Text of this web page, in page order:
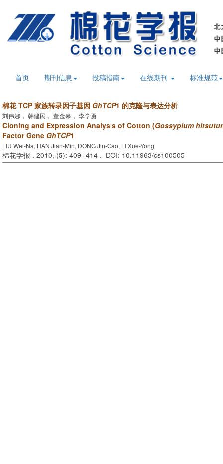
首页 期刊信息 投稿指南 在线期刊 标准规范
棉花 TCP 家族转录因子基因 GhTCP1 的克隆与表达分析
刘伟娜， 韩建民， 董金皋， 李学勇
Cloning and Expression Analysis of Cotton (Gossypium
Factor Gene GhTCP1
LIU Wei-Na, HAN Jian-Min, DONG Jin-Gao, LI Xue-Yong
棉花学报 . 2010, (5): 409 -414 . DOI: 10.11963/cs100505